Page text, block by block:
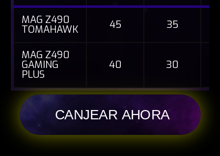
MAG Z490
TOMAHAWK 45 35
MAG Z490
GAMING
PLUS
40 30
CANJEAR AHORA